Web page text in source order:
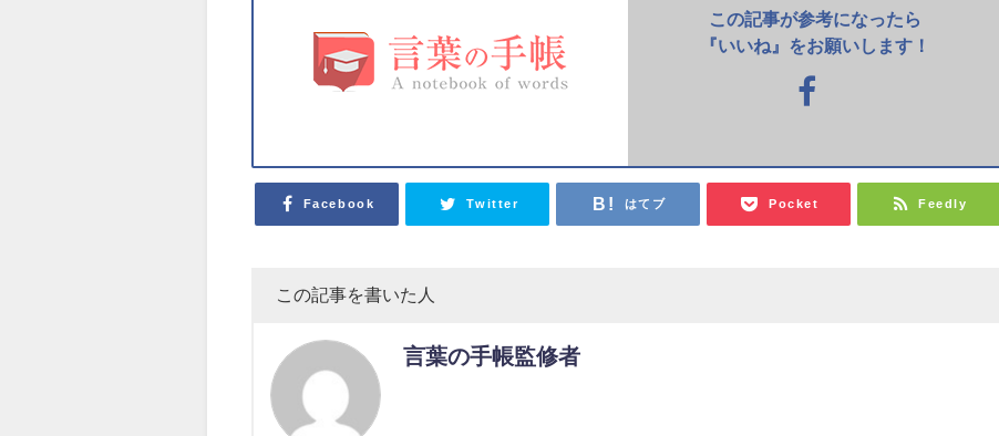
この記事が参考になったら
『いいね』をお願いします！
Facebook Twitter はてブ Pocket Feedly
この記事を書いた人
言葉の手帳監修者